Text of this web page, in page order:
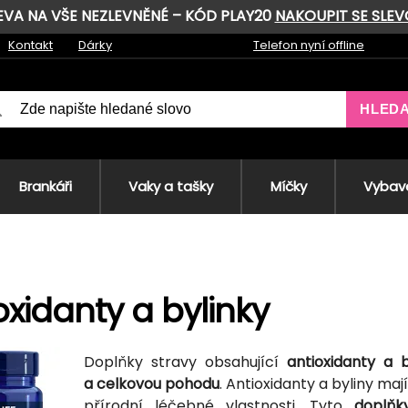
NA VŠE NEZLEVNĚNÉ – KÓD PLAY20 NAKOUPIT SE
Kontakt Dárky Telefon nyní offline
Brankáři Vaky a tašky Míčky
a bylinky
Doplňky stravy obsahující antioxidanty a
a celkovou pohodu. Antioxidanty a byliny